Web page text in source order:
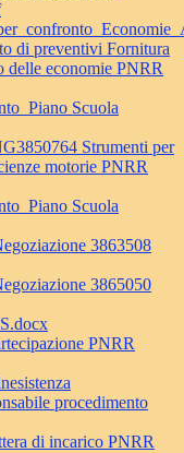
di preventivi Fornitura
economie PNRR
Scuola
Strumenti per
motorie PNRR
Scuola
3863508
3865050
PNRR
procedimento
di incarico PNRR